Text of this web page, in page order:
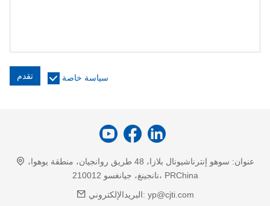
تقدم سياسة خاصة
عنوان:
سوهو إنترناشيونال بلازا، 48 طريق روانجيان، منطقة يوهوا،
نانجينغ، جيانغسو 210012، PRChina
البريدالإلكتروني: yp@cjti.com